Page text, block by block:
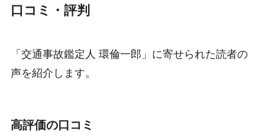
口コミ・評判
「交通事故鑑定人 環倫一郎」に寄せられた読者の
声を紹介します。
高評価の口コミ